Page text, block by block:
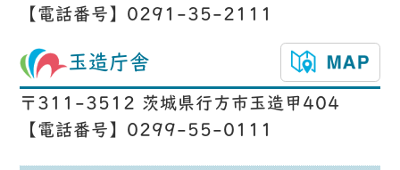
【電話番号】0291-35-2111
玉造庁舎
〒311-3512 茨城県行方市玉造甲404
【電話番号】0299-55-0111